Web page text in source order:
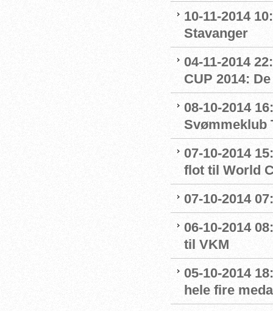
10-11-2014
Stavanger
04-11-2014
CUP 2014:
08-10-2014
Svømmeklub
07-10-2014
flot til World
07-10-2014
06-10-2014
til VKM
05-10-2014
hele fire